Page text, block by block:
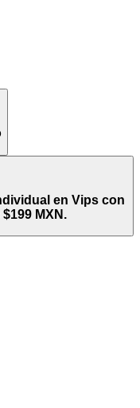
en Vips con
MXN.